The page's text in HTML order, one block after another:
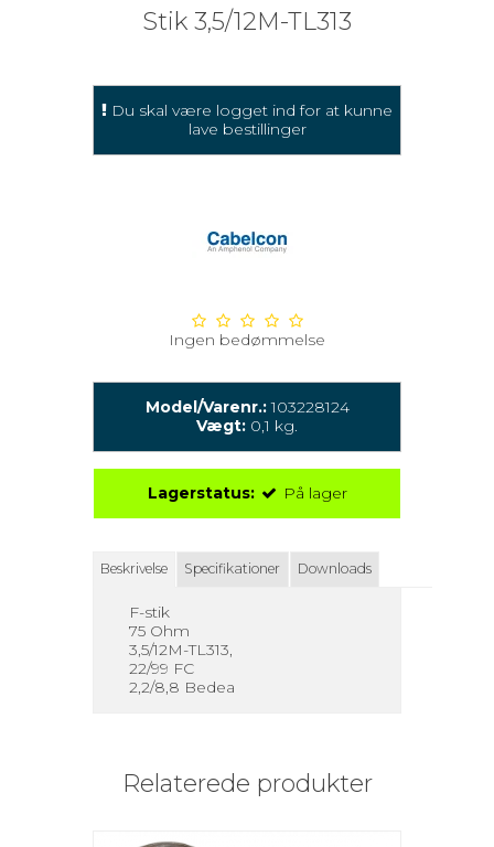
Stik 3,5/12M-TL313
Du skal være logget ind for at kunne
lave bestillinger
Ingen bedømmelse
Model/Varenr.: 103228124
Vægt: 0,1 kg.
Lagerstatus: På lager
Beskrivelse Specifikationer Downloads
F-stik
75 Ohm
3,5/12M-TL313,
22/99 FC
2,2/8,8 Bedea
Relaterede produkter